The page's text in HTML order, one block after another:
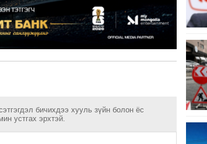
бичихдээ хууль зүйн болон ёс
устгах эрхтэй.